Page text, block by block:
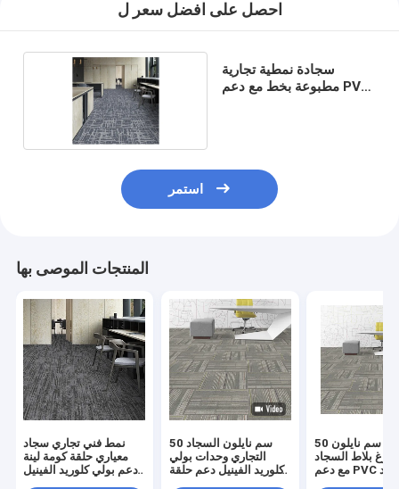
احصل على افضل سعر ل
سجادة نمطية تجارية
مطبوعة بخط مع دعم PVC
استمر
المنتجات الموصى بها
نمط فني تجاري سجاد
معياري حلقة كومة لينة
دعم بولي كلوريد الفينيل
50 سم نايلون السجاد
التجاري وحدات بولي
كلوريد الفينيل دعم حلقة
50 سم * 50 سم نايلون
بلاط السجاد
مع دعم PVC السجاد